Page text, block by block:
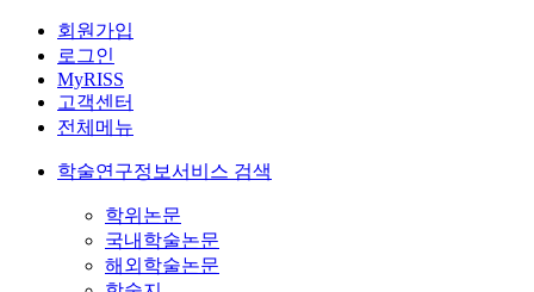
회원가입
로그인
MyRISS
고객센터
전체메뉴
학술연구정보서비스 검색
학위논문
국내학술논문
해외학술논문